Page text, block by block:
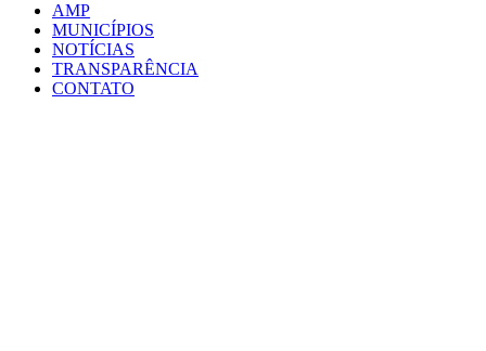
AMP
MUNICÍPIOS
NOTÍCIAS
TRANSPARÊNCIA
CONTATO